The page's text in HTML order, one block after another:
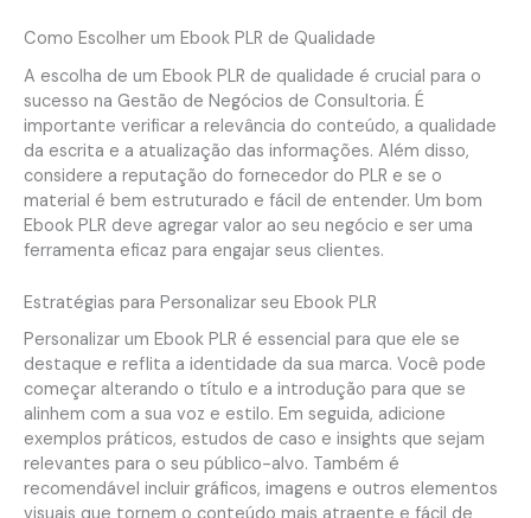
Como Escolher um Ebook PLR de Qualidade
A escolha de um Ebook PLR de qualidade é crucial para o
sucesso na Gestão de Negócios de Consultoria. É
importante verificar a relevância do conteúdo, a qualidade
da escrita e a atualização das informações. Além disso,
considere a reputação do fornecedor do PLR e se o
material é bem estruturado e fácil de entender. Um bom
Ebook PLR deve agregar valor ao seu negócio e ser uma
ferramenta eficaz para engajar seus clientes.
Estratégias para Personalizar seu Ebook PLR
Personalizar um Ebook PLR é essencial para que ele se
destaque e reflita a identidade da sua marca. Você pode
começar alterando o título e a introdução para que se
alinhem com a sua voz e estilo. Em seguida, adicione
exemplos práticos, estudos de caso e insights que sejam
relevantes para o seu público-alvo. Também é
recomendável incluir gráficos, imagens e outros elementos